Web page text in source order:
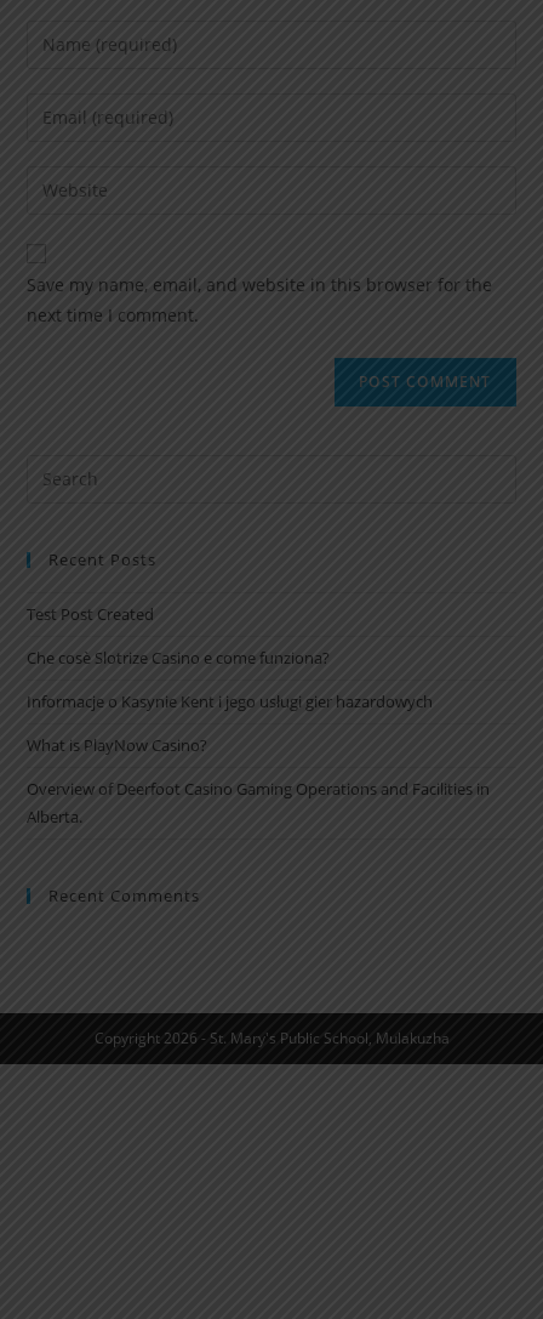
Save my name, email, and website in this browser for the
next time I comment.
Recent Posts
Test Post Created
Che cosè Slotrize Casino e come funziona?
Informacje o Kasynie Kent i jego usługi gier hazardowych
What is PlayNow Casino?
Overview of Deerfoot Casino Gaming Operations and Facilities in
Alberta.
Recent Comments
Copyright 2026 - St. Mary's Public School, Mulakuzha